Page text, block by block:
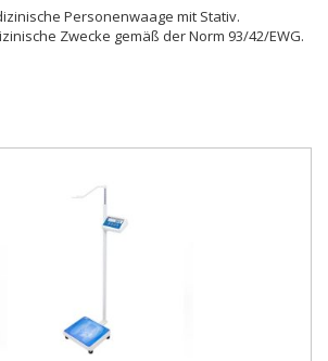
Personenwaage mit Stativ.
Zwecke gemäß der Norm 93/42/EWG.